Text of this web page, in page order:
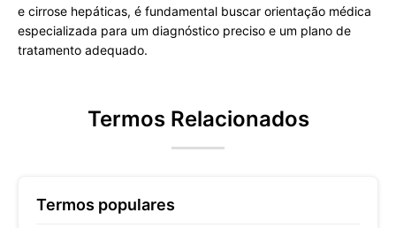
e cirrose hepáticas, é fundamental buscar orientação médica
especializada para um diagnóstico preciso e um plano de
tratamento adequado.
Termos Relacionados
Termos populares